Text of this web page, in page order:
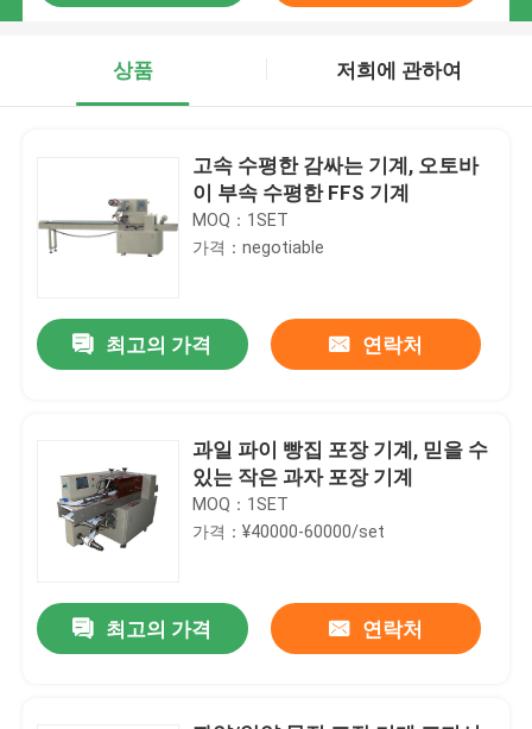
상품 저희에 관하여
고속 수평한 감싸는 기계, 오토바
이 부속 수평한 FFS 기계
MOQ：1SET
가격：negotiable
최고의 가격 연락처
과일 파이 빵집 포장 기계, 믿을 수
있는 작은 과자 포장 기계
MOQ：1SET
가격：¥40000-60000/set
최고의 가격 연락처